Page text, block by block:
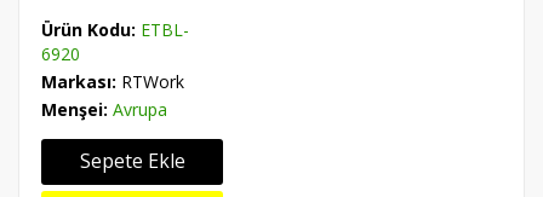
Ürün Kodu: ETBL-
6920
Markası: RTWork
Menşei: Avrupa
Sepete Ekle